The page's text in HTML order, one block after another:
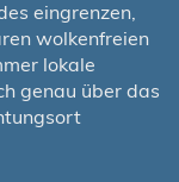
eingrenzen,
wolkenfreien
lokale
genau über das